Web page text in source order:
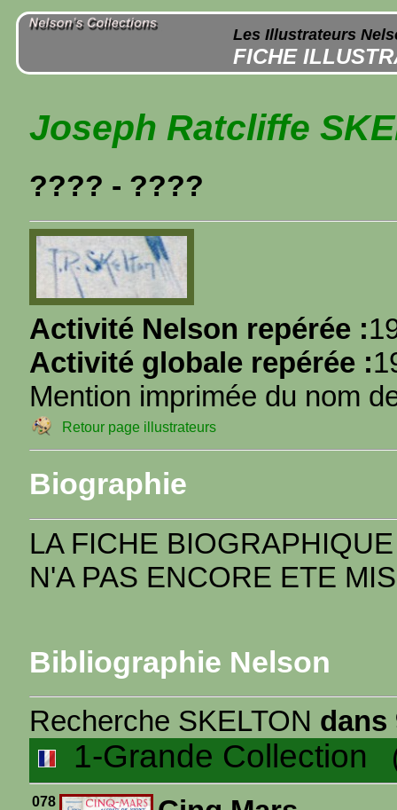
Les Illustrateurs
FICHE
Joseph Ratcliffe
???? - ????
Activité Nelson repérée :
Activité globale repérée :
Mention imprimée du nom
Retour page illustrateurs
Biographie
LA FICHE
N'A PAS ENCORE ETE
Bibliographie Nelson
Recherche SKELTON dans
1-Grande Collection
078